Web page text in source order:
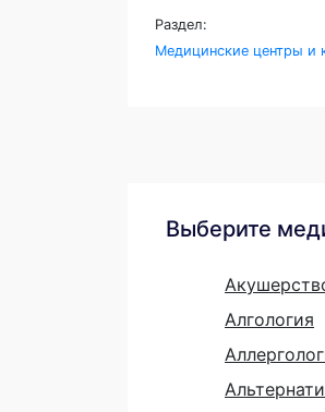
Раздел:
Медицинские центры и
Выберите
Алгология